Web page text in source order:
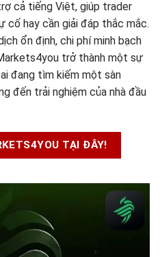
cả tiếng Việt, giúp trader
cố hay cần giải đáp thắc mắc.
ổn định, chi phí minh bạch
trở thành một sự
đang tìm kiếm một sàn
đến trải nghiệm của nhà đầu
TẠI ĐÂY!